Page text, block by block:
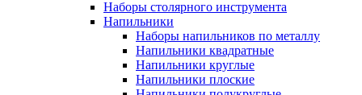
Наборы столярного инструмента
Напильники
Наборы напильников по металлу
Напильники квадратные
Напильники круглые
Напильники плоские